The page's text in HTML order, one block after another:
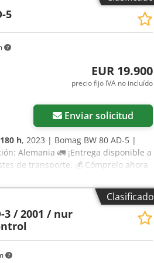
Ofrecemos herramientas y
disponibles fácilmente en nuestra
5
EUR 19.900
precio fijo IVA no incluído
Enviar solicitud
180 h, 2023 | Bomag BW 80 AD-5 |
Alemania 🚛 ¡Entrega disponible a
de transporte. 💰 Cómprelo ahora
una tarifa asequible (sujeto a
de inspección 41 aprobados ✅ 0
parece casi nueva con pocas
adicionales o un vídeo? Consejo:
detalles en línea. 💡 Por qué esta
✔ Entrega en obra
y flexibles 🔄 ¿Considerando
Clasificado
3 / 2001 / nur